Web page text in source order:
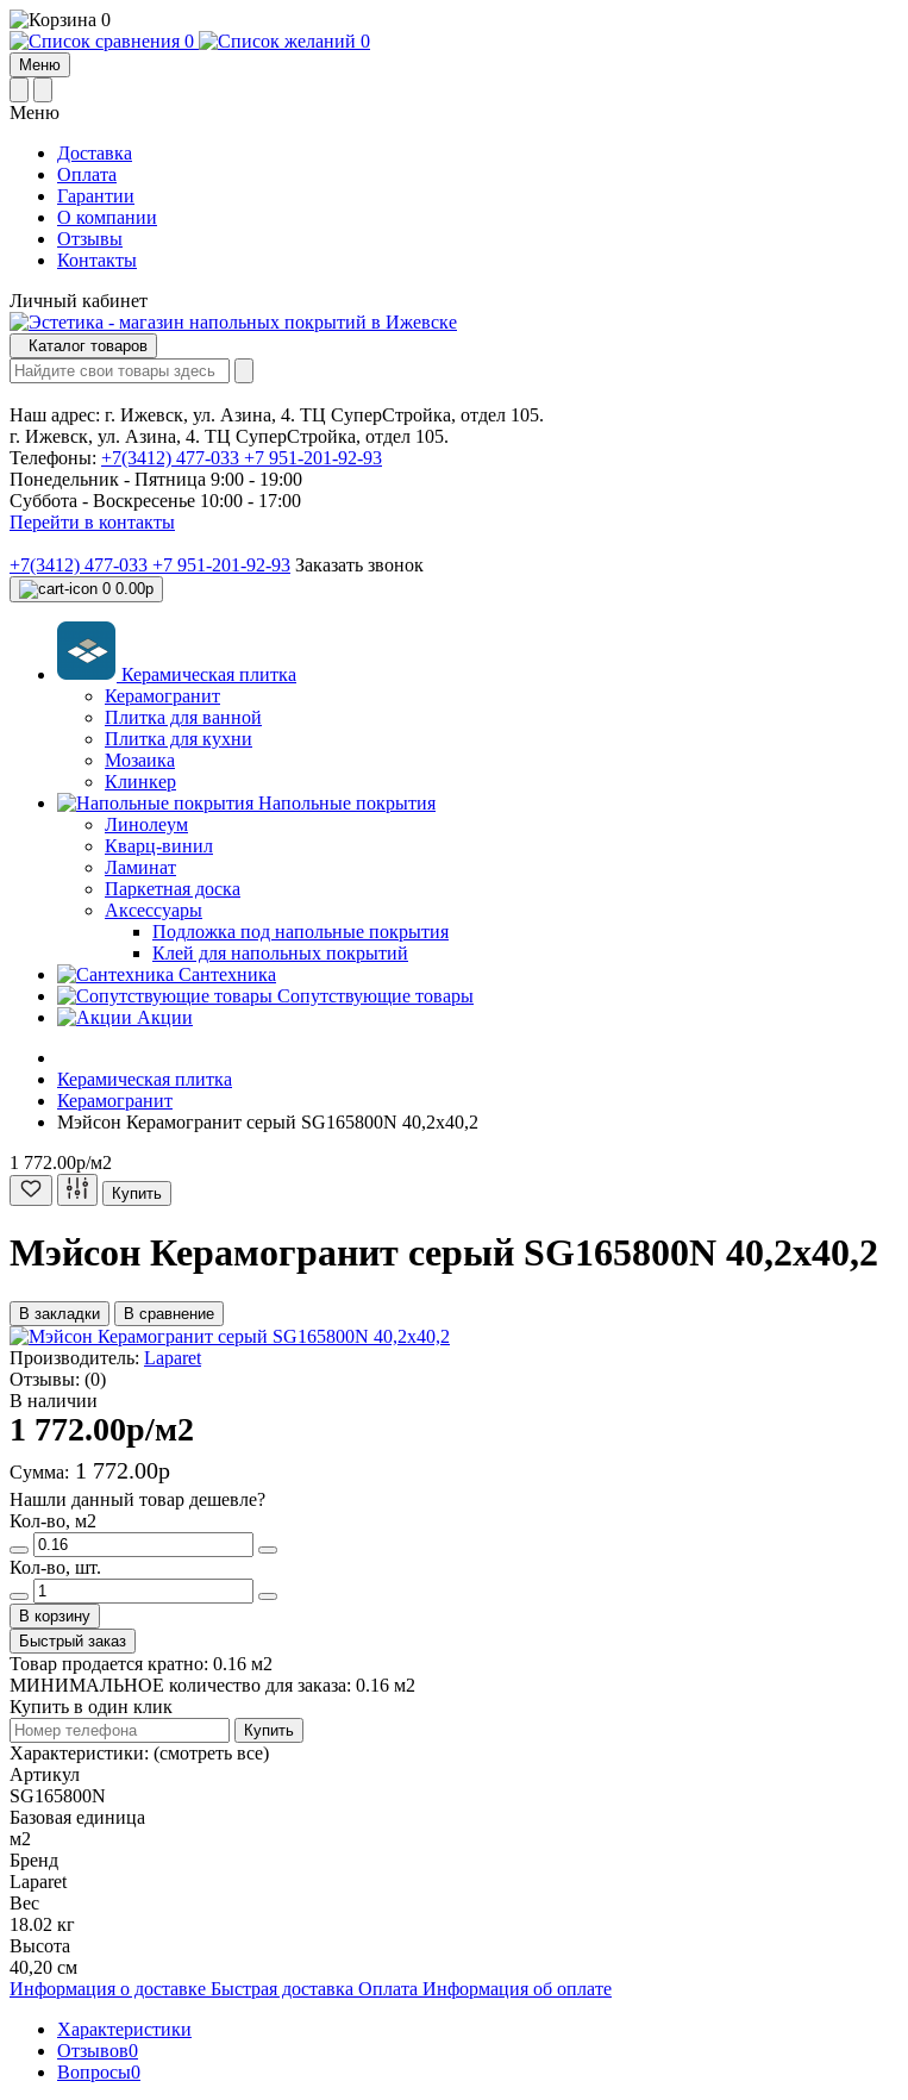
0
0
0
Меню
Меню
Доставка
Оплата
Гарантии
О компании
Отзывы
Контакты
Личный кабинет
Каталог товаров
Наш адрес: г. Ижевск, ул. Азина, 4. ТЦ СуперСтройка, отдел 105.
г. Ижевск, ул. Азина, 4. ТЦ СуперСтройка, отдел 105.
Телефоны: +7(3412) 477-033 +7 951-201-92-93
Понедельник - Пятница 9:00 - 19:00
Суббота - Воскресенье 10:00 - 17:00
Перейти в контакты
+7(3412) 477-033 +7 951-201-92-93 Заказать звонок
0 0.00р
Керамическая плитка
Керамогранит
Плитка для ванной
Плитка для кухни
Мозаика
Клинкер
Напольные покрытия
Линолеум
Кварц-винил
Ламинат
Паркетная доска
Аксессуары
Подложка под напольные покрытия
Клей для напольных покрытий
Сантехника
Сопутствующие товары
Акции
Керамическая плитка
Керамогранит
Мэйсон Керамогранит серый SG165800N 40,2х40,2
1 772.00р/м2
Купить
Мэйсон Керамогранит серый SG165800N 40,2х40,2
В закладки В сравнение
Производитель: Laparet
Отзывы: (0)
В наличии
1 772.00р/м2
Сумма: 1 772.00р
Нашли данный товар дешевле?
Кол-во, м2
Кол-во, шт.
В корзину
Быстрый заказ
Товар продается кратно: 0.16 м2
МИНИМАЛЬНОЕ количество для заказа: 0.16 м2
Купить в один клик
Купить
Характеристики: (смотреть все)
Артикул
SG165800N
Базовая единица
м2
Бренд
Laparet
Вес
18.02 кг
Высота
40,20 см
Информация о доставке Быстрая доставка Оплата Информация об оплате
Характеристики
Отзывов0
Вопросы0